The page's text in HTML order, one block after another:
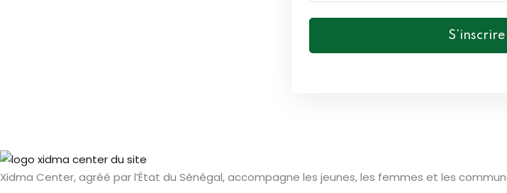
S’inscrire
Xidma Center, agréé par l’État du Sénégal, accompagne les jeunes, les femmes et les